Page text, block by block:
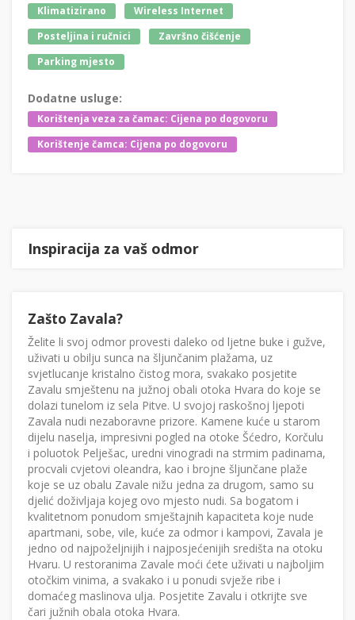
Klimatizirano
Wireless Internet
Posteljina i ručnici
Završno čišćenje
Parking mjesto
Dodatne usluge:
Korištenja veza za čamac: Cijena po dogovoru
Korištenje čamca: Cijena po dogovoru
Inspiracija za vaš odmor
Zašto Zavala?
Želite li svoj odmor provesti daleko od ljetne buke i gužve,
uživati u obilju sunca na šljunčanim plažama, uz
svjetlucanje kristalno čistog mora, svakako posjetite
Zavalu smještenu na južnoj obali otoka Hvara do koje se
dolazi tunelom iz sela Pitve. U svojoj raskošnoj ljepoti
Zavala nudi nezaboravne prizore. Kamene kuće u starom
dijelu naselja, impresivni pogled na otoke Šćedro, Korčulu
i poluotok Pelješac, uredni vinogradi na strmim padinama,
procvali cvjetovi oleandra, kao i brojne šljunčane plaže
koje se uz obalu Zavale nižu jedna za drugom, samo su
djelić doživljaja kojeg ovo mjesto nudi. Sa bogatom i
kvalitetnom ponudom smještajnih kapaciteta koje nude
apartmani, sobe, vile, kuće za odmor i kampovi, Zavala je
jedno od najpoželjnijih i najposjećenijih središta na otoku
Hvaru. U restoranima Zavale moći ćete uživati u najboljim
otočkim vinima, a svakako i u ponudi svježe ribe i
domaćeg maslinova ulja. Posjetite Zavalu i otkrijte sve
čari južnih obala otoka Hvara.